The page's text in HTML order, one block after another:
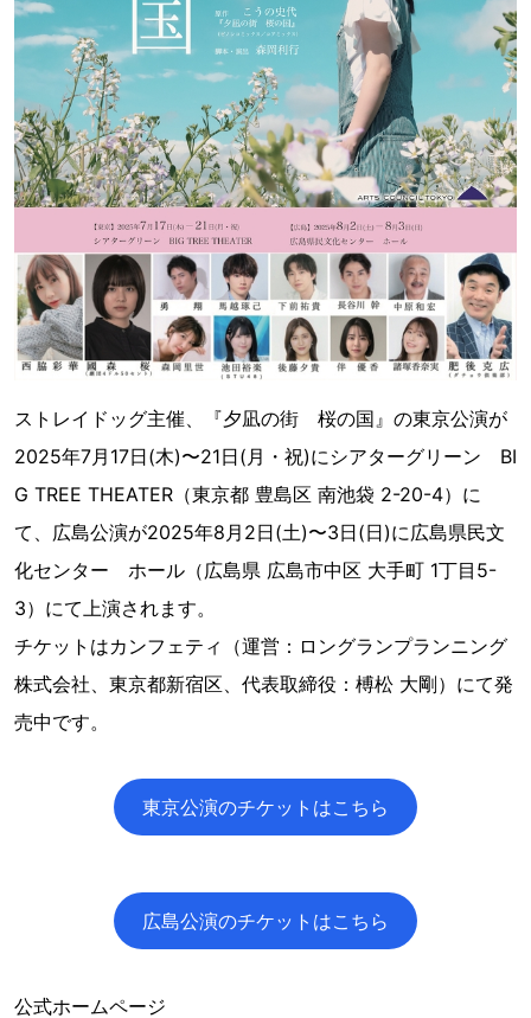
ストレイドッグ主催、『夕凪の街 桜の国』の東京公演が
2025年7月17日(木)〜21日(月・祝)にシアターグリーン BI
G TREE THEATER（東京都 豊島区 南池袋 2-20-4）に
て、広島公演が2025年8月2日(土)〜3日(日)に広島県民文
化センター ホール（広島県 広島市中区 大手町 1丁目5-
3）にて上演されます。
チケットはカンフェティ（運営：ロングランプランニング
株式会社、東京都新宿区、代表取締役：榑松 大剛）にて発
売中です。
東京公演のチケットはこちら
広島公演のチケットはこちら
公式ホームページ